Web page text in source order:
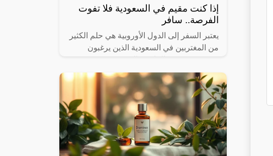
إذا كنت مقيم في السعودية فلا تفوت
الفرصة.. سافر
يعتبر السفر إلى الدول الأوروبية هي حلم الكثير
من المغتربين في السعودية الذين يرغبون
بالحرية والتطور والتقدم، حيث ان